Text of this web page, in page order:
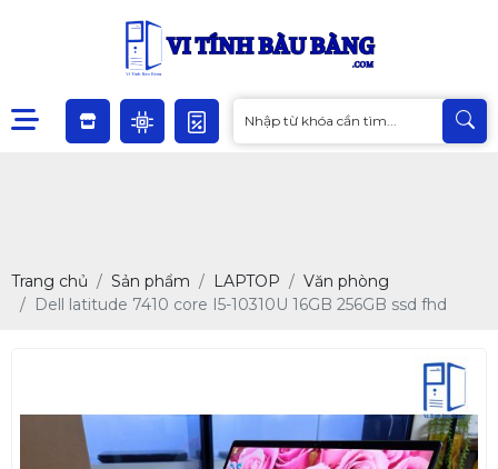
Trang chủ Sản phẩm LAPTOP
Văn phòng
Dell latitude 7410 core I5-10310U 16GB 256GB ssd fhd